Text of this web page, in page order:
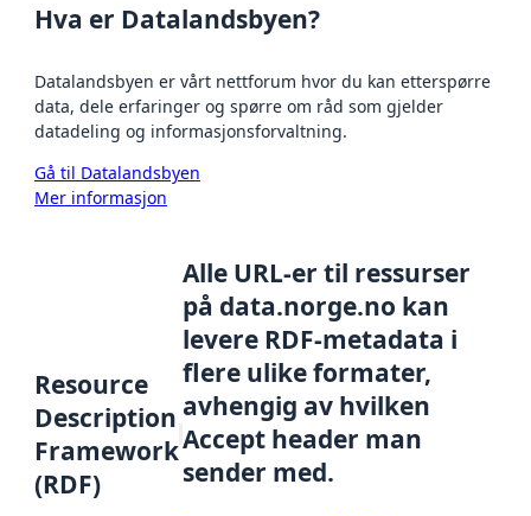
Hva er Datalandsbyen?
Datalandsbyen er vårt nettforum hvor du kan etterspørre
data, dele erfaringer og spørre om råd som gjelder
datadeling og informasjonsforvaltning.
Gå til Datalandsbyen
Mer informasjon
Resource
Description
Framework
(RDF)
Alle URL-er til ressurser
på data.norge.no kan
levere RDF-metadata i
flere ulike formater,
avhengig av hvilken
Accept header man
sender med.